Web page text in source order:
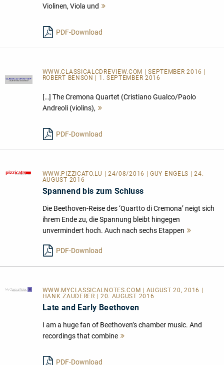
Violinen, Viola und
PDF-Download
WWW.CLASSICALCDREVIEW.COM | SEPTEMBER 2016 |
ROBERT BENSON | 1. SEPTEMBER 2016
[…] The Cremona Quartet (Cristiano Gualco/Paolo
Andreoli (violins),
PDF-Download
WWW.PIZZICATO.LU
| 24/08/2016 | GUY ENGELS | 24.
AUGUST 2016
Spannend bis zum Schluss
Die Beethoven-Reise des ‘Quartto di Cremona’ neigt sich
ihrem Ende zu, die Spannung bleibt hingegen
unvermindert hoch. Auch nach sechs Etappen
PDF-Download
WWW.MYCLASSICALNOTES.COM
| AUGUST 20, 2016 |
HANK ZAUDERER | 20. AUGUST 2016
Late and Early Beethoven
I am a huge fan of Beethoven’s chamber music. And
recordings that combine
PDF-Download